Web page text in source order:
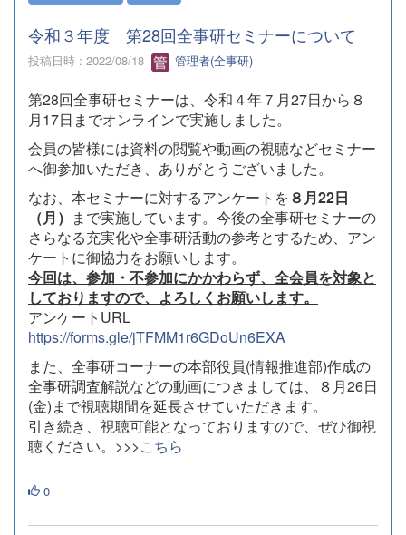
令和３年度 第28回全事研セミナーについて
投稿日時 : 2022/08/18 管理者(全事研)
第28回全事研セミナーは、令和４年７月27日から８
月17日までオンラインで実施しました。
会員の皆様には資料の閲覧や動画の視聴などセミナー
へ御参加いただき、ありがとうございました。
なお、本セミナーに対するアンケートを８月22日
（月） まで実施しています。今後の全事研セミナーの
さらなる充実化や全事研活動の参考とするため、アン
ケートに御協力をお願いします。
今回は、参加・不参加にかかわらず、全会員を対象と
しておりますので、よろしくお願いします。
アンケートURL
https://forms.gle/jTFMM1r6GDoUn6EXA
また、全事研コーナーの本部役員(情報推進部)作成の
全事研調査解説などの動画につきましては、８月26日
(金)まで視聴期間を延長させていただきます。
引き続き、視聴可能となっておりますので、ぜひ御視
聴ください。>>>こちら
0